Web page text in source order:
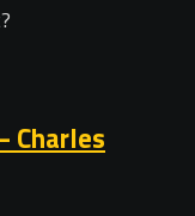
Charles